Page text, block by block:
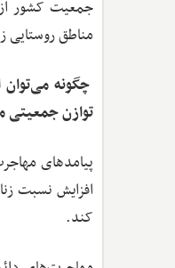
مناطق
چگونه
توازن جمعیتی
پیامدهای
افزایش نسبت
کند.